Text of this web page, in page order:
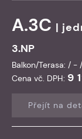
A.3C |
3.NP
Balkon/Terasa: / -
Cena vč. DPH: 9
Přejít na